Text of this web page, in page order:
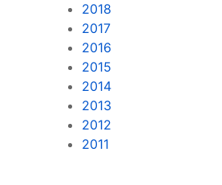
2018
2017
2016
2015
2014
2013
2012
2011